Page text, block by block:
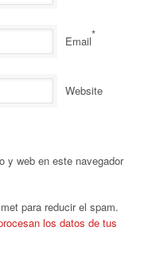
Email*
Website
y web en este navegador
para reducir el spam.
los datos de tus